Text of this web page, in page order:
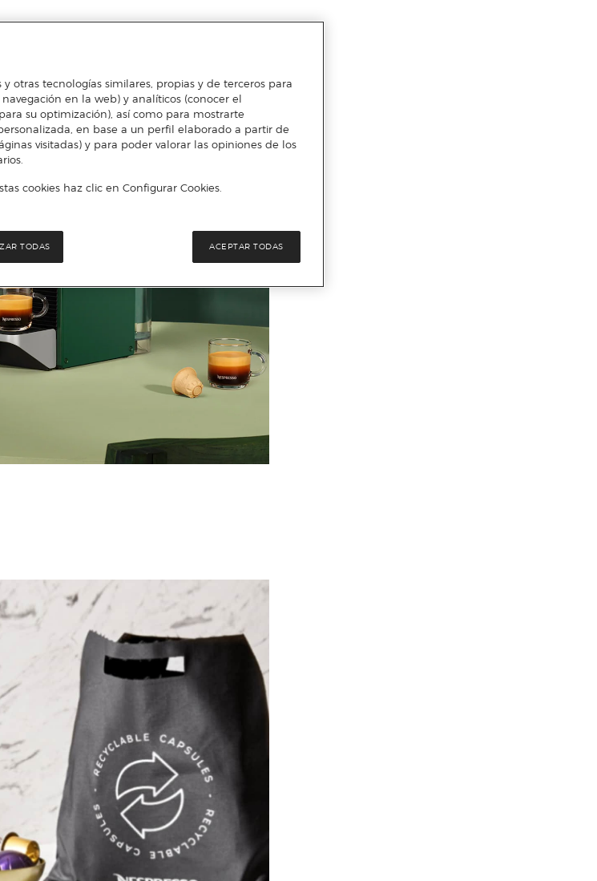
y otras tecnologías similares, propias y de terceros para
en la web) y analíticos (conocer el
su optimización), así como para mostrarte
en base a un perfil elaborado a partir de
visitadas) y para poder valorar las opiniones de los
cookies haz clic en Configurar Cookies.
TODAS ACEPTAR TODAS